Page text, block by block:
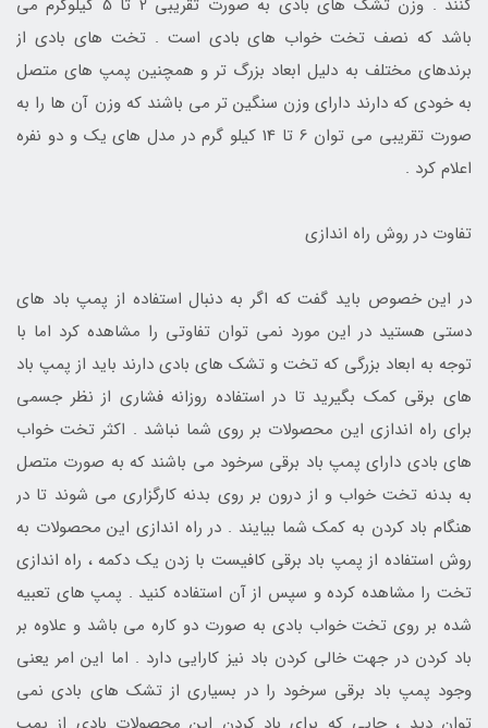
کنند . وزن تشک های بادی به صورت تقریبی 2 تا 5 کیلوگرم می
باشد که نصف تخت خواب های بادی است . تخت های بادی از
برندهای مختلف به دلیل ابعاد بزرگ تر و همچنین پمپ های متصل
به خودی که دارند دارای وزن سنگین تر می باشند که وزن آن ها را به
صورت تقریبی می توان 6 تا 14 کیلو گرم در مدل های یک و دو نفره
اعلام کرد .
تفاوت در روش راه اندازی
در این خصوص باید گفت که اگر به دنبال استفاده از پمپ باد های
دستی هستید در این مورد نمی توان تفاوتی را مشاهده کرد اما با
توجه به ابعاد بزرگی که تخت و تشک های بادی دارند باید از پمپ باد
های برقی کمک بگیرید تا در استفاده روزانه فشاری از نظر جسمی
برای راه اندازی این محصولات بر روی شما نباشد . اکثر تخت خواب
های بادی دارای پمپ باد برقی سرخود می باشند که به صورت متصل
به بدنه تخت خواب و از درون بر روی بدنه کارگزاری می شوند تا در
هنگام باد کردن به کمک شما بیایند . در راه اندازی این محصولات به
روش استفاده از پمپ باد برقی کافیست با زدن یک دکمه ، راه اندازی
تخت را مشاهده کرده و سپس از آن استفاده کنید . پمپ های تعبیه
شده بر روی تخت خواب بادی به صورت دو کاره می باشد و علاوه بر
باد کردن در جهت خالی کردن باد نیز کارایی دارد . اما این امر یعنی
وجود پمپ باد برقی سرخود را در بسیاری از تشک های بادی نمی